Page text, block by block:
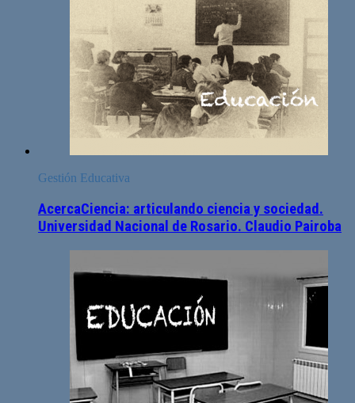
Gestión Educativa
AcercaCiencia: articulando ciencia y sociedad.
Universidad Nacional de Rosario. Claudio Pairoba